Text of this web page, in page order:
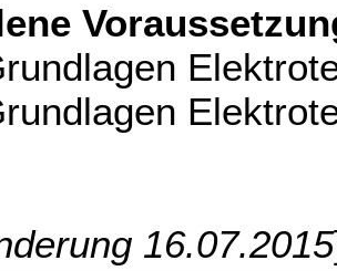
16.07.2015